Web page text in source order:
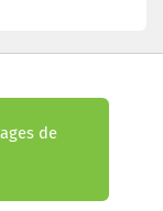
de